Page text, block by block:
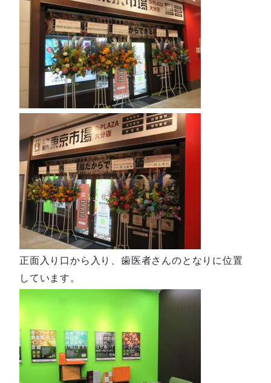
正面入り口から入り、歯医者さんのとなりに位置
しています。